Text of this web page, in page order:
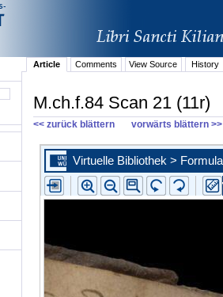
Article
Comments View Source History
M.ch.f.84 Scan 21 (11r)
<< zurück blättern vorwärts blättern >>